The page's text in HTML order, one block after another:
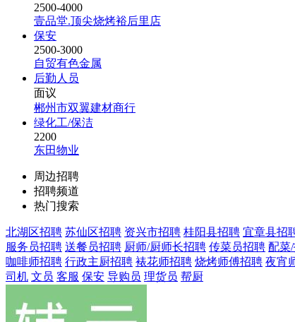
2500-4000
壹品堂.顶尖烧烤裕后里店
保安
2500-3000
自贸有色金属
后勤人员
面议
郴州市双翼建材商行
绿化工/保洁
2200
东田物业
周边招聘
招聘频道
热门搜索
北湖区招聘 苏仙区招聘 资兴市招聘 桂阳县招聘 宜章县招
服务员招聘 送餐员招聘 厨师/厨师长招聘 传菜员招聘 配菜
咖啡师招聘 行政主厨招聘 裱花师招聘 烧烤师傅招聘 夜宵
司机 文员 客服 保安 导购员 理货员 帮厨